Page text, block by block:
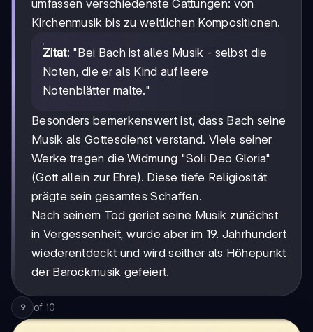
umfassen verschiedenste Gattungen: von
Kirchenmusik bis zu weltlichen Kompositionen.
Zitat: "Bei Bach ist alles Musik - selbst die
Noten, die er als Kind auf leere
Notenblätter malte."
Besonders bemerkenswert ist, dass Bach seine
Musik als Gottesdienst verstand. Viele seiner
Werke tragen die Widmung "Soli Deo Gloria"
(Gott allein zur Ehre). Diese tiefe Religiosität
prägte sein gesamtes Schaffen.
Nach seinem Tod geriet seine Musik zunächst
in Vergessenheit, wurde aber im 19. Jahrhundert
wiederentdeckt und wird seither als Höhepunkt
der Barockmusik gefeiert.
9 of 10